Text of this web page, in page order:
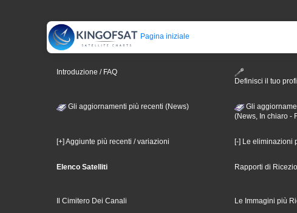
Pagina iniziale
Introduzione / FAQ
Definisci il tuo
Gli aggiornamenti più recenti (News)
Gli
(News, In chiaro -
[+] Aggiunte più recenti / variazioni [-] Le eliminazioni
Elenco Satelliti Rapporti di
Il Cimitero Dei Canali Le Immagini più